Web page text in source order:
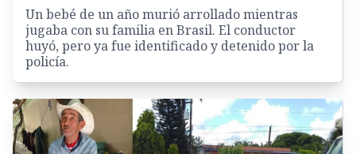
Un bebé de un año murió arrollado mientras
jugaba con su familia en Brasil. El conductor
huyó, pero ya fue identificado y detenido por la
policía.